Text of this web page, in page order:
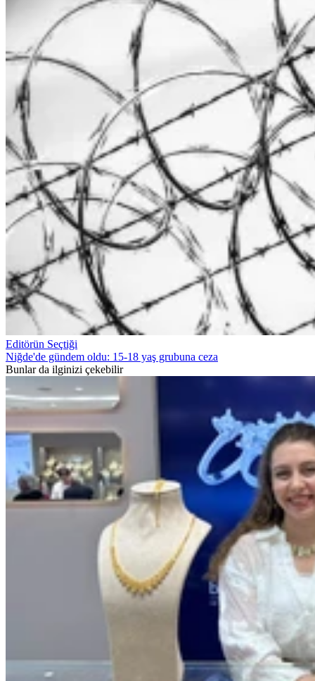
Editörün Seçtiği
Niğde'de gündem oldu: 15-18 yaş grubuna ceza
Bunlar da ilginizi çekebilir